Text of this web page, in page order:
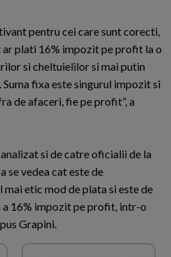
pentru cei care sunt corecti,
ar plati 16% impozit pe profit la o
si cheltuielilor si mai putin
fixa este singurul impozit si
de afaceri, fie pe profit”, a
si de catre oficialii de la
se vedea cat este de
etic mod de plata si este de
16% impozit pe profit, intr-o
Grapini.